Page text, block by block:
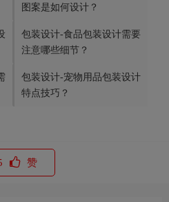
图案是如何设计？
包装设计-食品包装设计需要
注意哪些细节？
包装设计-宠物用品包装设计
特点技巧？
赞